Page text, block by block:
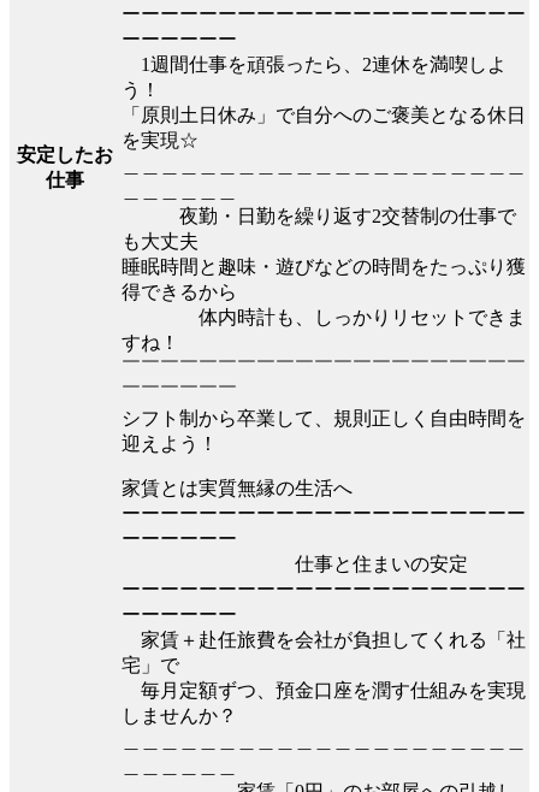
安定したお
仕事
ーーーーーーーーーーーーーーーーーーーーー
ーーーーーー
1週間仕事を頑張ったら、2連休を満喫しよ
う！
「原則土日休み」で自分へのご褒美となる休日
を実現☆
夜勤・日勤を繰り返す2交替制の仕事で
も大丈夫
睡眠時間と趣味・遊びなどの時間をたっぷり獲
得できるから
体内時計も、しっかりリセットできま
すね！
￣￣￣￣￣￣￣￣￣￣￣￣￣￣￣￣￣￣￣￣￣
￣￣￣￣￣￣
シフト制から卒業して、規則正しく自由時間を
迎えよう！
家賃とは実質無縁の生活へ
ーーーーーーーーーーーーーーーーーーーーー
ーーーーーー
仕事と住まいの安定
ーーーーーーーーーーーーーーーーーーーーー
ーーーーーー
家賃＋赴任旅費を会社が負担してくれる「社
宅」で
毎月定額ずつ、預金口座を潤す仕組みを実現
しませんか？